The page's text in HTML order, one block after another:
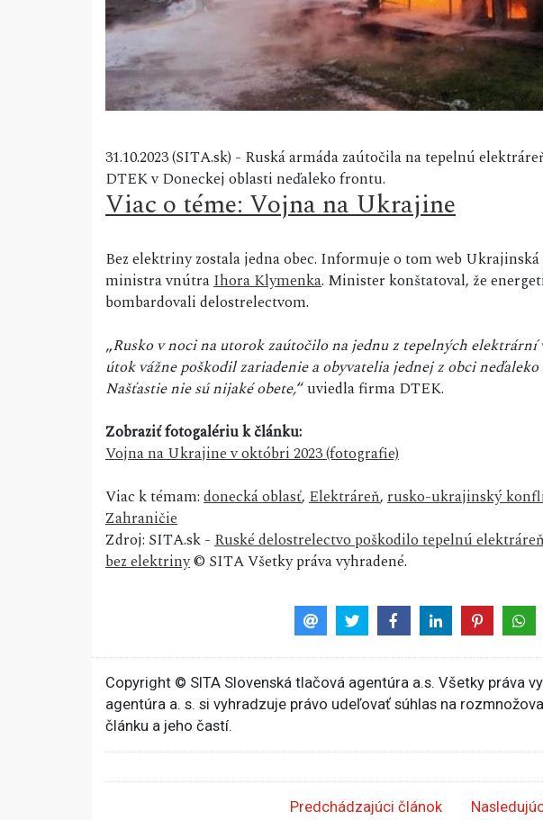
31.10.2023 (SITA.sk) - Ruská armáda zaútočila na tepelnú
DTEK v Doneckej oblasti neďaleko frontu.
Viac o téme: Vojna na Ukrajine
Bez elektriny zostala jedna obec. Informuje o tom web
ministra vnútraIhora Klymenka. Minister konštatoval, že
bombardovali delostrelectvom.
„Rusko v noci na utorok zaútočilo na jednu z tepelných
útok vážne poškodil zariadenie a obyvatelia jednej z obci
Našťastie nie sú nijaké obete,“ uviedla firma DTEK.
Zobraziť fotogalériu k článku:
Vojna na Ukrajine v októbri 2023 (fotografie)
Viac k témam:donecká oblasť,Elektráreň,rusko-ukrajinský
Zahraničie
Zdroj: SITA.sk -Ruské delostrelectvo poškodilo tepelnú
bez elektriny© SITA Všetky práva vyhradené.
Copyright © SITA Slovenská tlačová agentúra a.s. Všetky práva
agentúra a. s. si vyhradzuje právo udeľovať súhlas na
článku a jeho častí.
Predchádzajúci článok